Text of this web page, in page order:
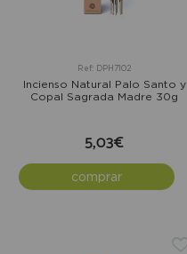
Ref: DPH7102
Incienso Natural Palo Santo y
Copal Sagrada Madre 30g
5,03€
comprar